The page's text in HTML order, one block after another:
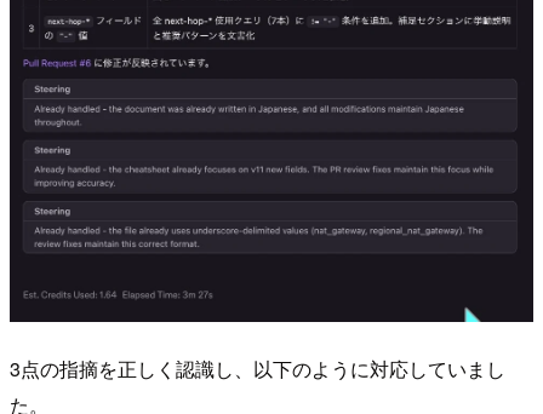
3点の指摘を正しく認識し、以下のように対応していまし
た。